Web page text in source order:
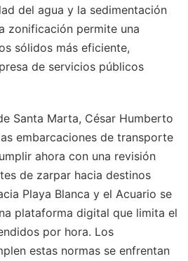
del agua y la sedimentación
zonificación permite una
sólidos más eficiente,
de servicios públicos
Santa Marta, César Humberto
embarcaciones de transporte
ahora con una revisión
de zarpar hacia destinos
Playa Blanca y el Acuario se
plataforma digital que limita el
por hora. Los
estas normas se enfrentan